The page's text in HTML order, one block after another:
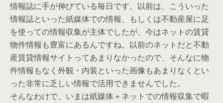
情報誌に手が伸びている毎日です。以前は、こういった
情報誌といった紙媒体での情報、もしくは不動産屋に足
を使っての情報収集が主体でしたが、今はネットの賃貸
物件情報も豊富にあるんですね。以前のネットだと不動
産賃貸情報サイトってあまりなかったので、そんなに物
件情報もなく外観・内装といった画像もあまりなくとい
った非常に乏しい情報で活用できませんでした。
そんなわけで、いまは紙媒体＋ネットでの情報収集で暇